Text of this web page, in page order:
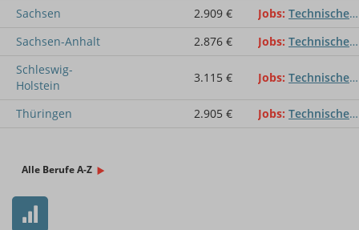
Sachsen
2.909 € Jobs Technischer Konfektionär / Technische Konfektionärin
Sachsen-Anhalt
2.876 € Jobs Technischer Konfektionär / Technische Konfektionärin
Schleswig-
Holstein
3.115 € Jobs Technischer Konfektionär / Technische Konfektionärin
Thüringen 2.905 € Jobs Technischer Konfektionär / Technische Konfektionärin
Alle Berufe A-Z